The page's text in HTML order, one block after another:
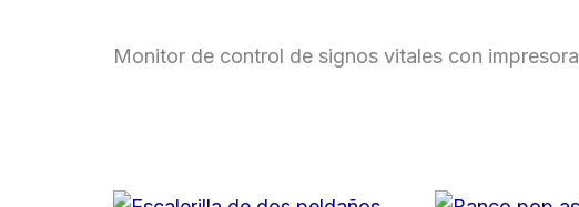
Monitor de control de signos vitales con impresora